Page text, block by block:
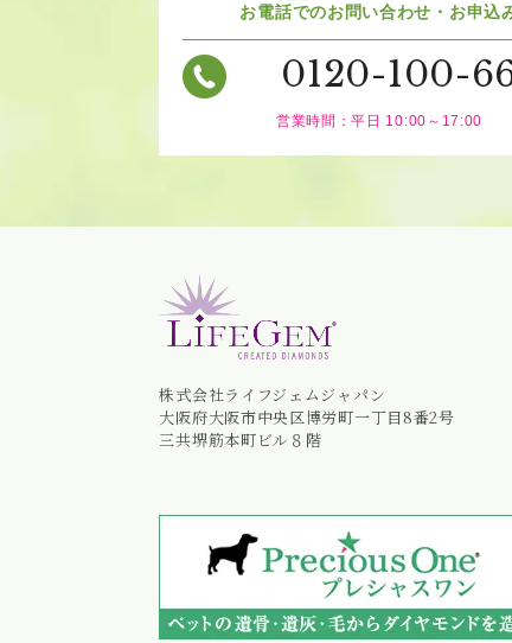
お電話でのお問い合わせ・お申込
0120-100-
営業時間：平日 10:00～17:00
株式会社ライフジェムジャパン
大阪府大阪市中央区博労町一丁目8番2号
三共堺筋本町ビル８階